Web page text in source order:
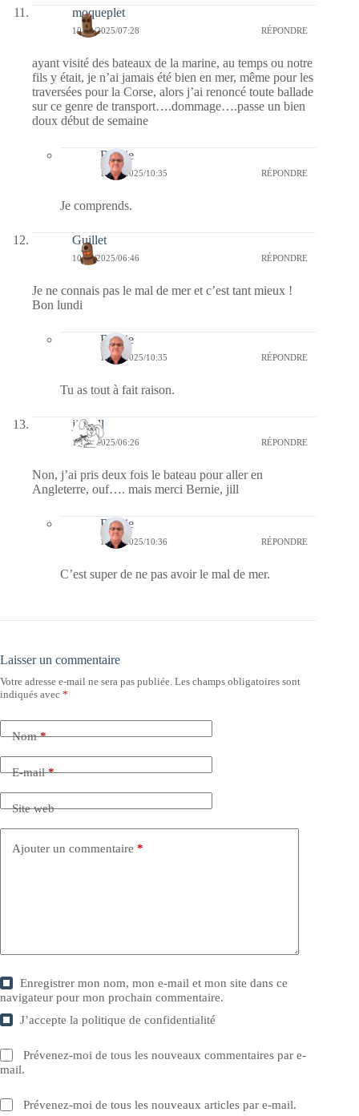
moqueplet
10/03/2025/07:28 RÉPONDRE
ayant visité des bateaux de la marine, au temps ou notre
fils y était, je n’ai jamais été bien en mer, même pour les
traversées pour la Corse, alors j’ai renoncé toute ballade
sur ce genre de transport….dommage….passe un bien
doux début de semaine
Bernie
10/03/2025/10:35 RÉPONDRE
Je comprends.
Guillet
10/03/2025/06:46 RÉPONDRE
Je ne connais pas le mal de mer et c’est tant mieux !
Bon lundi
Bernie
10/03/2025/10:35 RÉPONDRE
Tu as tout à fait raison.
jill bill
10/03/2025/06:26 RÉPONDRE
Non, j’ai pris deux fois le bateau pour aller en
Angleterre, ouf…. mais merci Bernie, jill
Bernie
10/03/2025/10:36 RÉPONDRE
C’est super de ne pas avoir le mal de mer.
Laisser un commentaire
Votre adresse e-mail ne sera pas publiée. Les champs obligatoires sont
indiqués avec *
Nom*
E-mail*
Site web
Ajouter un commentaire *
Enregistrer mon nom, mon e-mail et mon site dans ce
navigateur pour mon prochain commentaire.
J’accepte lapolitique de confidentialité
Prévenez-moi de tous les nouveaux commentaires par e-
mail.
Prévenez-moi de tous les nouveaux articles par e-mail.